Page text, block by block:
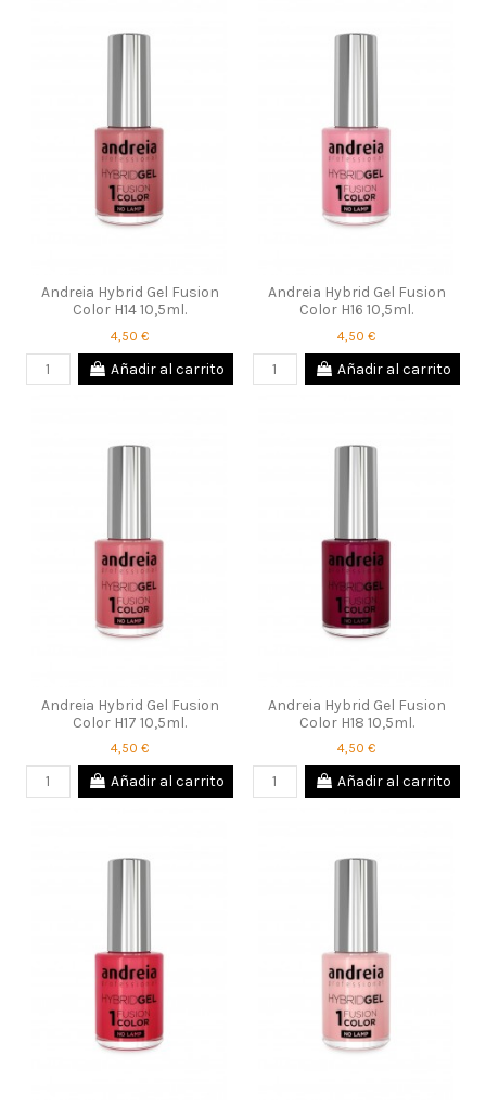
Andreia Hybrid Gel Fusion
Color H14 10,5ml.
4,50 €
Añadir al carrito
Andreia Hybrid Gel Fusion
Color H16 10,5ml.
4,50 €
Añadir al carrito
Andreia Hybrid Gel Fusion
Color H17 10,5ml.
4,50 €
Añadir al carrito
Andreia Hybrid Gel Fusion
Color H18 10,5ml.
4,50 €
Añadir al carrito